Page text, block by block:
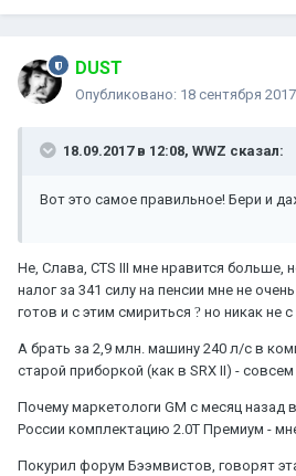
DUST
Опубликовано: 18 сентября 2017
18.09.2017 в 12:08, WWZ сказал:
Вот это самое правильное! Бери и
Не, Слава, СТS III мне нравится больше,
налог за 341 силу на пенсии мне не
готов и с этим смириться ? но никак не
А брать за 2,9 млн. машину 240 л/с в
старой приборкой (как в SRX II) - совсем
Почему маркетологи GM с месяц назад
России комплектацию 2.0Т Премиум -
Покурил форум Бээмвистов, говорят